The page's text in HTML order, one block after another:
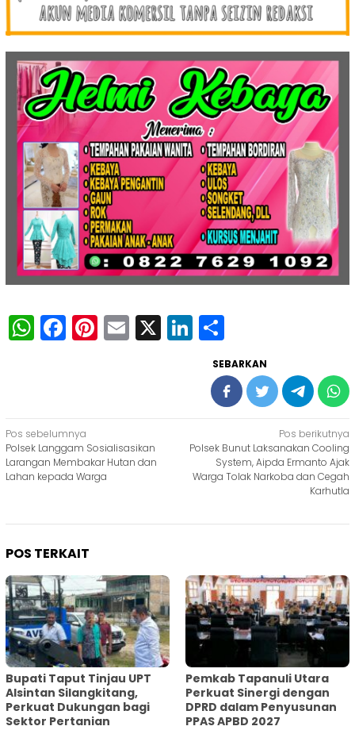
WhatsApp
Facebook
Pinterest
Email
X LinkedIn
SEBARKAN
Navigasi
pos
Pos sebelumnya
Polsek Langgam Sosialisasikan
Larangan Membakar Hutan dan
Lahan kepada Warga
Pos berikutnya
Polsek Bunut Laksanakan Cooling
System, Aipda Ermanto Ajak
Warga Tolak Narkoba dan Cegah
Karhutla
POS TERKAIT
Bupati Taput Tinjau UPT
Alsintan Silangkitang,
Perkuat Dukungan bagi
Sektor Pertanian
Pemkab Tapanuli Utara
Perkuat Sinergi dengan
DPRD dalam Penyusunan
PPAS APBD 2027